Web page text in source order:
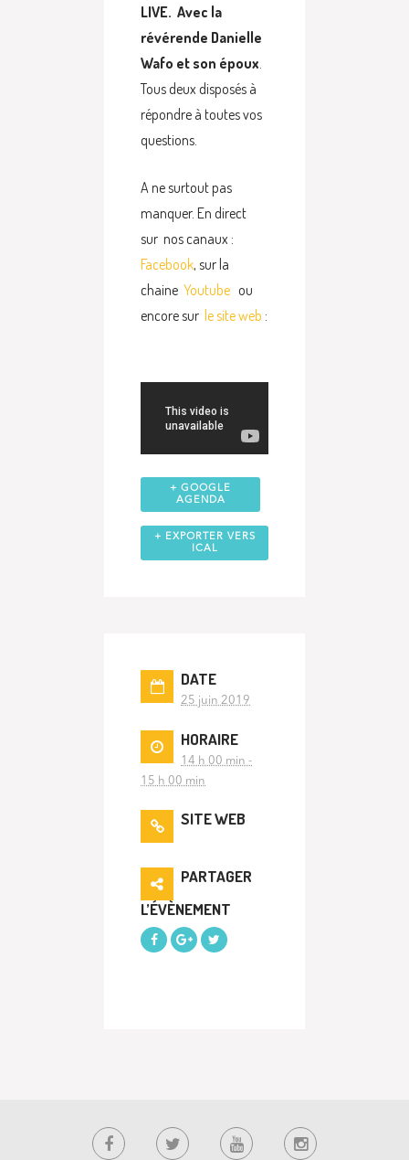
LIVE. Avec la
révérende Danielle
Wafo et son époux.
Tous deux disposés à
répondre à toutes vos
questions.
A ne surtout pas
manquer. En direct
sur nos canaux :
Facebook, sur la
chaine Youtube ou
encore sur le site web :
+ GOOGLE
AGENDA
+ EXPORTER VERS
ICAL
DATE
25 juin 2019
HORAIRE
14 h 00 min -
15 h 00 min
SITE WEB
PARTAGER
L’ÉVÈNEMENT